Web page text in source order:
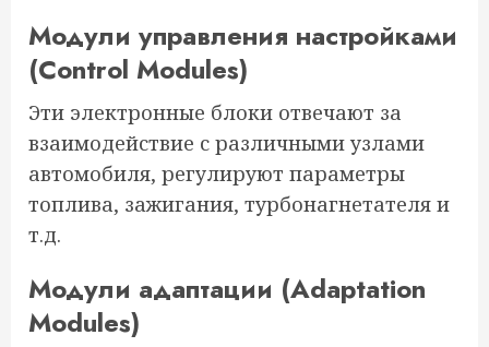
Модули управления настройками
(Control Modules)
Эти электронные блоки отвечают за
взаимодействие с различными узлами
автомобиля, регулируют параметры
топлива, зажигания, турбонагнетателя и
т.д.
Модули адаптации (Adaptation
Modules)